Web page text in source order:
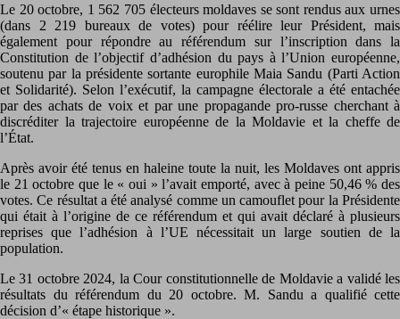
Le 20 octobre, 1 562 705 électeurs moldaves se sont rendus aux urnes
(dans 2 219 bureaux de votes) pour réélire leur Président, mais
également pour répondre au référendum sur l’inscription dans la
Constitution de l’objectif d’adhésion du pays à l’Union européenne,
soutenu par la présidente sortante europhile Maia Sandu (Parti Action
et Solidarité). Selon l’exécutif, la campagne électorale a été entachée
par des achats de voix et par une propagande pro-russe cherchant à
discréditer la trajectoire européenne de la Moldavie et la cheffe de
l’État.
Après avoir été tenus en haleine toute la nuit, les Moldaves ont appris
le 21 octobre que le « oui » l’avait emporté, avec à peine 50,46 % des
votes. Ce résultat a été analysé comme un camouflet pour la Présidente
qui était à l’origine de ce référendum et qui avait déclaré à plusieurs
reprises que l’adhésion à l’UE nécessitait un large soutien de la
population.
Le 31 octobre 2024, la Cour constitutionnelle de Moldavie a validé les
résultats du référendum du 20 octobre. M. Sandu a qualifié cette
décision d’« étape historique ».